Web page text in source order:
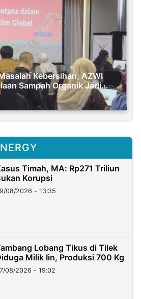
Kebersihan, AZWI
Sampah Organik Jadi
Timah, MA: Rp271 Triliun
Korupsi
08/2026 - 13:35
Lobang Tikus di Tilek
Milik Iin, Produksi 700 Kg
08/2026 - 19:02